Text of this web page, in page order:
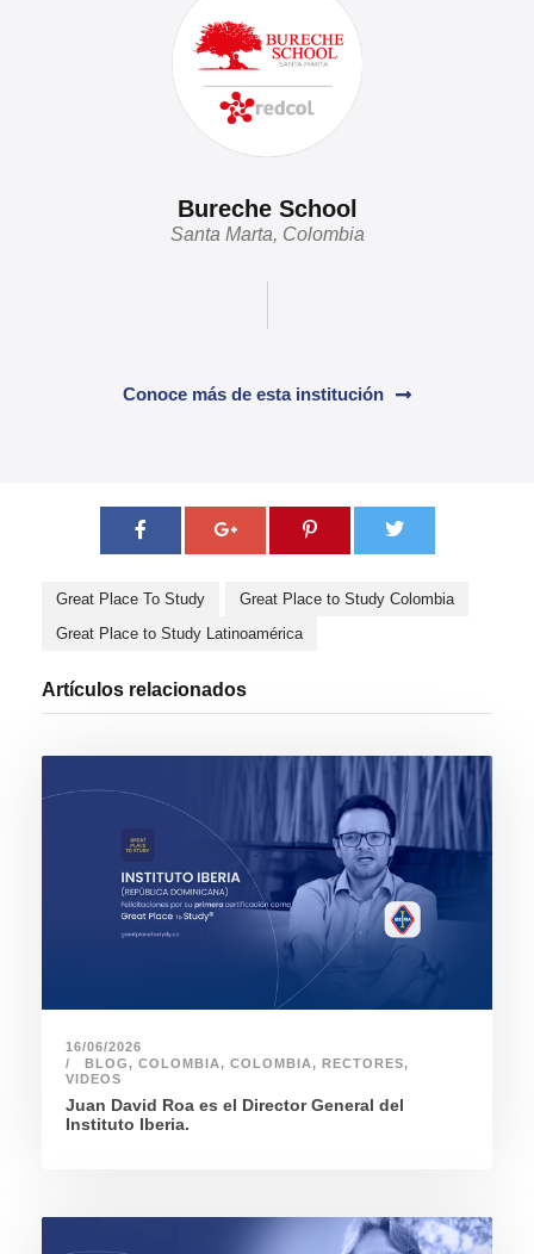
Bureche School
Santa Marta, Colombia
Conoce más de esta institución
Great Place To Study
Great Place to Study Colombia
Great Place to Study Latinoamérica
Artículos relacionados
16/06/2026
BLOG, COLOMBIA, COLOMBIA, RECTORES,
VIDEOS
Juan David Roa es el Director General del
Instituto Iberia.